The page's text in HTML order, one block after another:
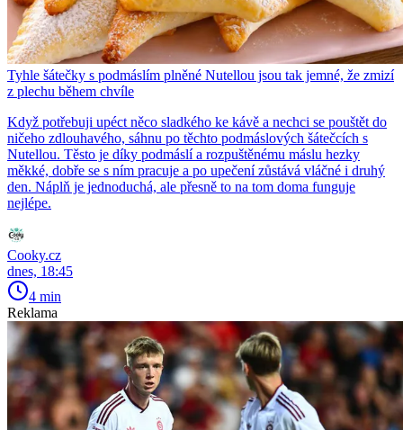
Tyhle šátečky s podmáslím plněné Nutellou jsou tak jemné, že zmizí
z plechu během chvíle
Když potřebuji upéct něco sladkého ke kávě a nechci se pouštět do
ničeho zdlouhavého, sáhnu po těchto podmáslových šátečcích s
Nutellou. Těsto je díky podmáslí a rozpuštěnému máslu hezky
měkké, dobře se s ním pracuje a po upečení zůstává vláčné i druhý
den. Náplň je jednoduchá, ale přesně to na tom doma funguje
nejlépe.
Cooky.cz
dnes, 18:45
4 min
Reklama